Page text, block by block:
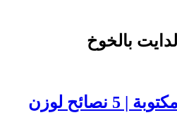
بالخوخ
وصفات سالي فؤاد مكتوبة | 5 نصائح لوزن